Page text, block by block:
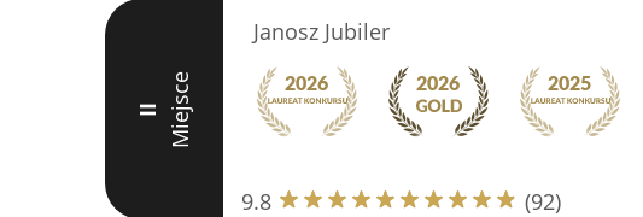
II Miejsce
Janosz Jubiler
9.8 (92)